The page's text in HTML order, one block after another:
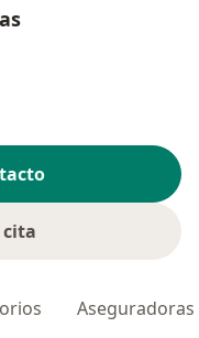
Aseguradoras